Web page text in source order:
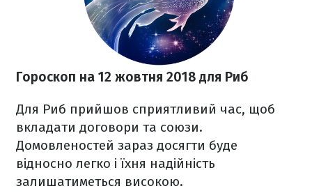
Гороскоп на 12 жовтня 2018 для Риб
Для Риб прийшов сприятливий час, щоб
вкладати договори та союзи.
Домовленостей зараз досягти буде
відносно легко і їхня надійність
залишатиметься високою.